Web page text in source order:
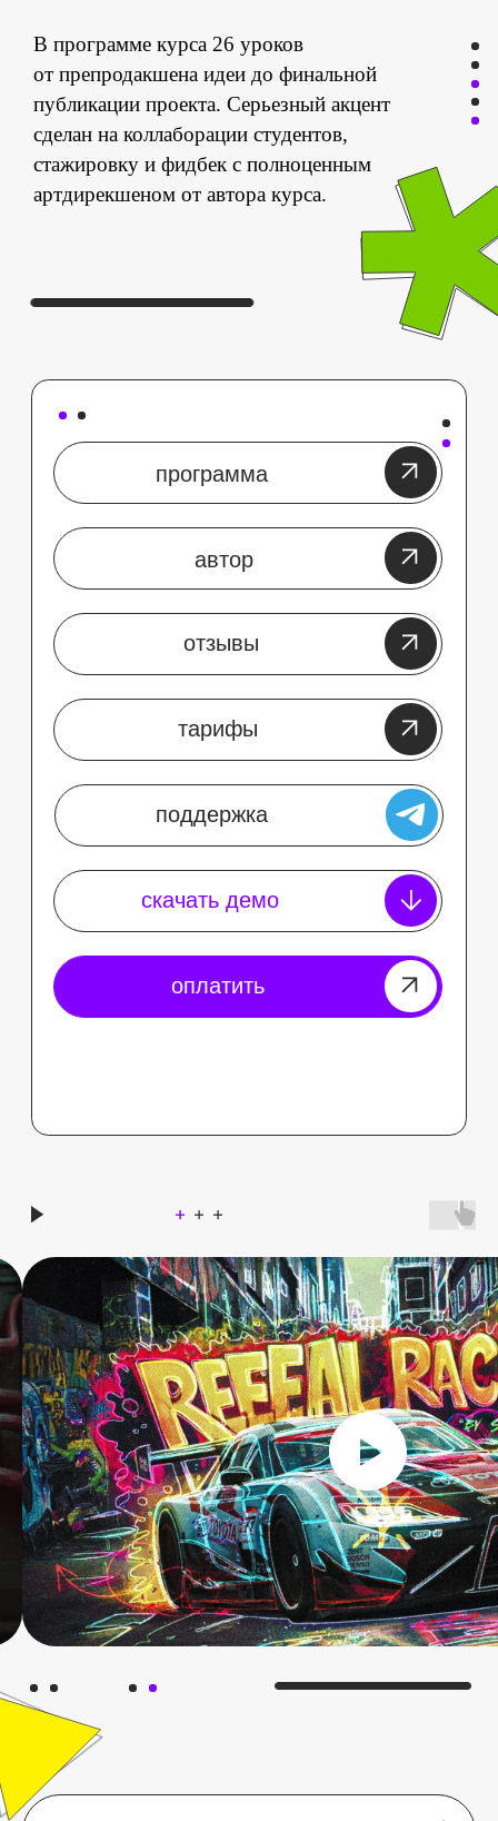
В программе курса 26 уроков
от препродакшена идеи до финальной
публикации проекта. Серьезный акцент
сделан на коллаборации студентов,
стажировку и фидбек с полноценным
артдирекшеном от автора курса.
оплатить